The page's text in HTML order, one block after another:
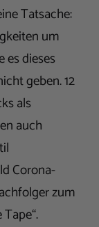
Tatsache:
um
es dieses
geben. 12
als
auch
Corona-
zum